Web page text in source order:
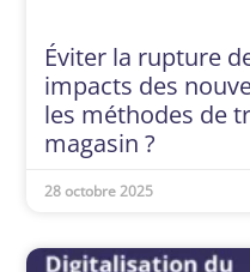
Éviter la rupture
impacts des
les méthodes de
magasin ?
28 octobre 2025